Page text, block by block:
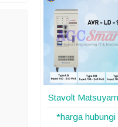
Stavolt
*harga hubungi